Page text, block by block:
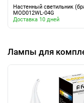
Настенный светильник
MOD012WL-04G
Доставка 10 дней
Лампы для